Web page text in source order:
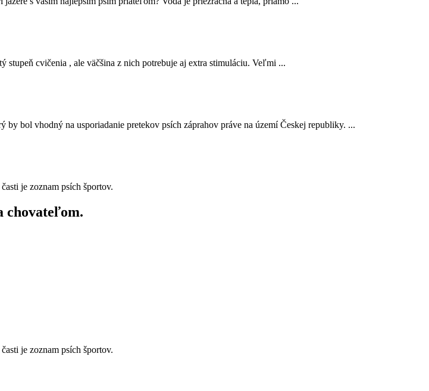
cvičenia , ale väčšina z nich potrebuje aj extra stimuláciu. Veľmi ...
bol vhodný na usporiadanie pretekov psích záprahov práve na území Českej republiky. ...
je zoznam psích športov.
chovateľom.
je zoznam psích športov.